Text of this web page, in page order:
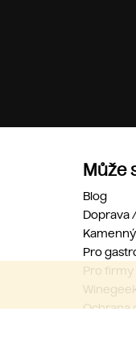
Může
Blog
Doprava
Pro
Pro firmy
Ochrana